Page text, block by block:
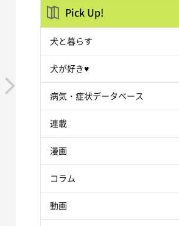
Pick Up!
犬と暮らす
犬が好き♥
病気・症状データベース
連載
漫画
コラム
動画